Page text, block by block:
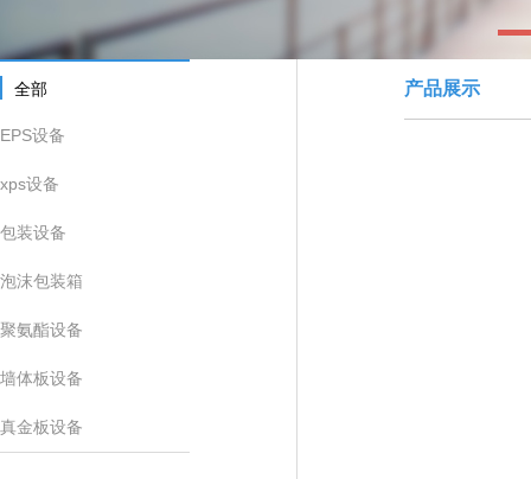
全部
EPS设备
xps设备
包装设备
泡沫包装箱
聚氨酯设备
墙体板设备
真金板设备
产品展示